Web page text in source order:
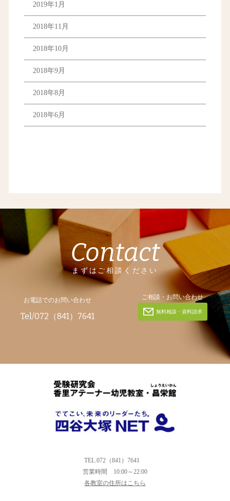
2019年1月
2018年11月
2018年10月
2018年9月
2018年8月
2018年6月
Contact
まずはご相談ください
お電話でのお問い合わせ
Tel/072（841）7641
ご相談・お問い合わせ
無料相談・資料請求
TEL.072（841）7641
営業時間 10:00～22:00
各教室の住所はこちら